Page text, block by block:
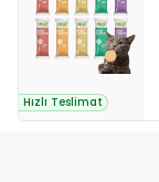
Hızlı Teslimat